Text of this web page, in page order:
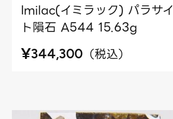
Imilac(イミラック) パラサイ
ト隕石 A544 15.63g
¥344,300 （税込）